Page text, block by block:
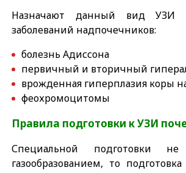
Назначают данный вид УЗИ
заболеваний надпочечников:
болезнь Адиссона
первичный и вторичный
врожденная гиперплазия коры
феохромоцитомы
Правила подготовки к УЗИ
Специальной подготовки
газообразованием, то